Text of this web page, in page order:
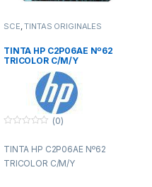
SCE ,TINTAS ORIGINALES
TINTA HP C2P06AE Nº62
TRICOLOR C/M/Y
u
(0)
TINTA HP C2P06AE Nº62
TRICOLOR C/M/Y